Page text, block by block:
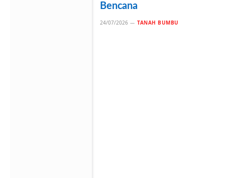
Bencana
24/07/2026 TANAH BUMBU